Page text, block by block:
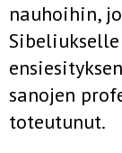
nauhoihin,
sanojen
toteutunut.